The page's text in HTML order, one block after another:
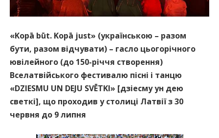
«Kopā būt. Kopā just» (українською – разом
бути, разом відчувати) – гасло цьогорічного
ювілейного (до 150-річчя створення)
Вселатвійського фестивалю пісні і танцю
«DZIESMU UN DEJU SVĒTKI» [дзіесму ун дею
светкі], що проходив у столиці Латвії з 30
червня до 9 липня